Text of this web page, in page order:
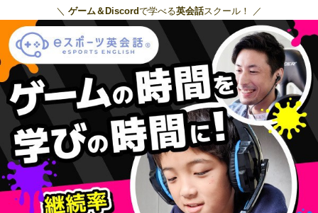
＼ ゲーム＆Discordで学べる英会話スクール！ ／